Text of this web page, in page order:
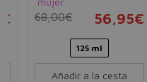
68,00€ 56,95€
125 ml
Añadir a la cesta